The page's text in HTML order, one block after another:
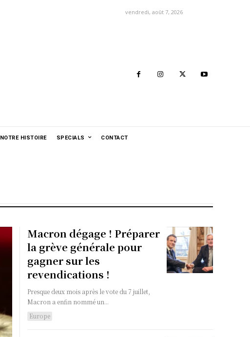
vendredi, août 7, 2026
NOTRE HISTOIRE SPECIALS CONTACT
Macron dégage ! Préparer
la grève générale pour
gagner sur les
revendications !
Presque deux mois après le vote du 7 juillet,
Macron a enfin nommé un...
Europe